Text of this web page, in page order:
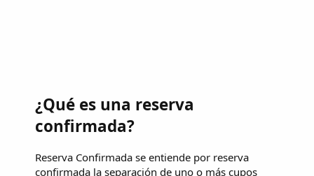
¿Qué es una reserva
confirmada?
Reserva Confirmada se entiende por reserva
confirmada la separación de uno o más cupos